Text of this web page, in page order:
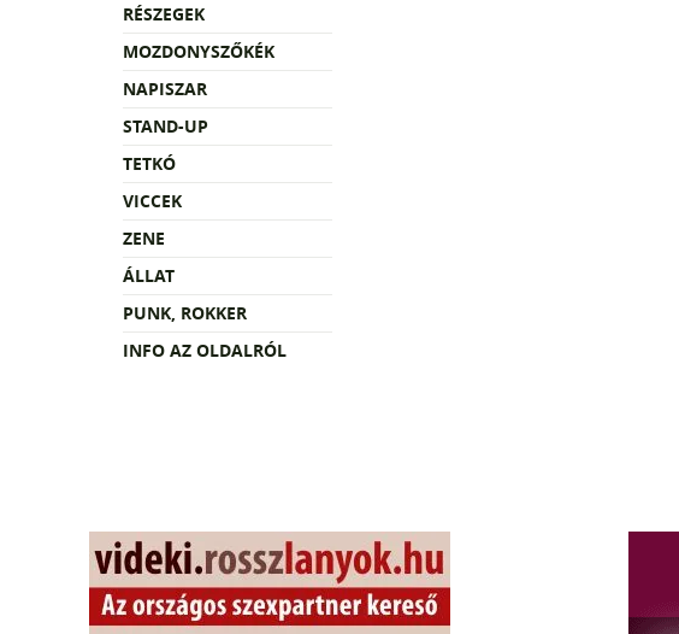
RÉSZEGEK
MOZDONYSZŐKÉK
NAPISZAR
STAND-UP
TETKÓ
VICCEK
ZENE
ÁLLAT
PUNK, ROKKER
INFO AZ OLDALRÓL